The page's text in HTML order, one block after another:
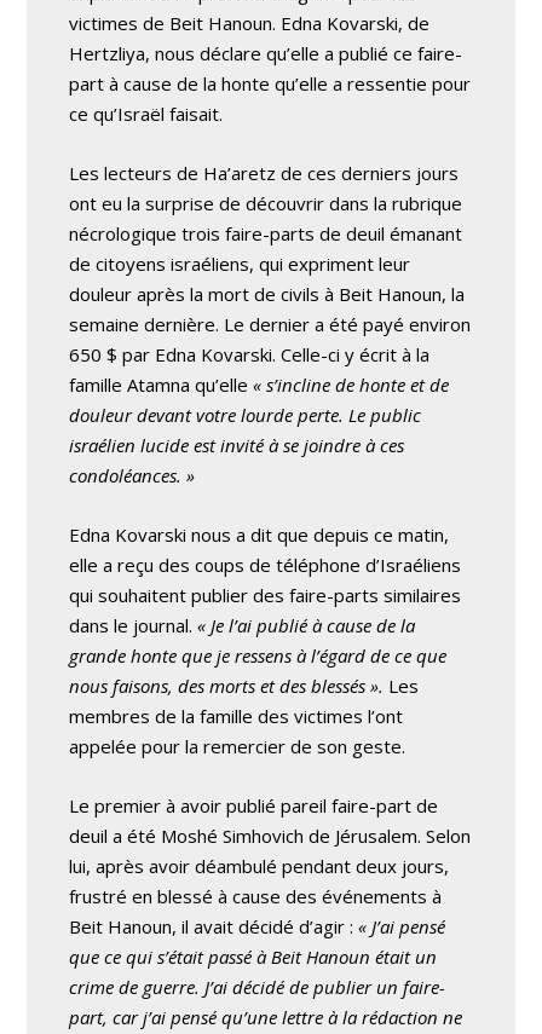
victimes de Beit Hanoun. Edna Kovarski, de
Hertzliya, nous déclare qu’elle a publié ce faire-
part à cause de la honte qu’elle a ressentie pour
ce qu’Israël faisait.
Les lecteurs de Ha’aretz de ces derniers jours
ont eu la surprise de découvrir dans la rubrique
nécrologique trois faire-parts de deuil émanant
de citoyens israéliens, qui expriment leur
douleur après la mort de civils à Beit Hanoun, la
semaine dernière. Le dernier a été payé environ
650 $ par Edna Kovarski. Celle-ci y écrit à la
famille Atamna qu’elle« s’incline de honte et de
douleur devant votre lourde perte. Le public
israélien lucide est invité à se joindre à ces
condoléances. »
Edna Kovarski nous a dit que depuis ce matin,
elle a reçu des coups de téléphone d’Israéliens
qui souhaitent publier des faire-parts similaires
dans le journal.« Je l’ai publié à cause de la
grande honte que je ressens à l’égard de ce que
nous faisons, des morts et des blessés ». Les
membres de la famille des victimes l’ont
appelée pour la remercier de son geste.
Le premier à avoir publié pareil faire-part de
deuil a été Moshé Simhovich de Jérusalem. Selon
lui, après avoir déambulé pendant deux jours,
frustré en blessé à cause des événements à
Beit Hanoun, il avait décidé d’agir :« J’ai pensé
que ce qui s’était passé à Beit Hanoun était un
crime de guerre. J’ai décidé de publier un faire-
part, car j’ai pensé qu’une lettre à la rédaction ne